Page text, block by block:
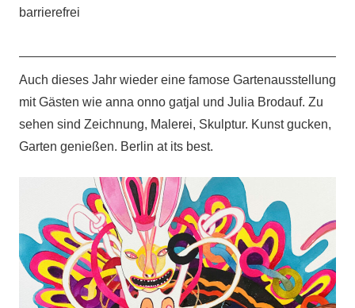
barrierefrei
Auch dieses Jahr wieder eine famose Gartenausstellung
mit Gästen wie anna onno gatjal und Julia Brodauf. Zu
sehen sind Zeichnung, Malerei, Skulptur. Kunst gucken,
Garten genießen. Berlin at its best.